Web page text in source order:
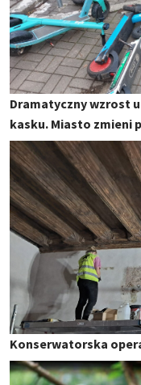
Dramatyczny wzrost
kasku. Miasto zmieni
Konserwatorska